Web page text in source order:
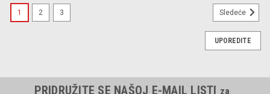
1 2 3 Sledeće
UPOREDITE
PRIDRUŽITE SE NAŠOJ E-MAIL LISTI za